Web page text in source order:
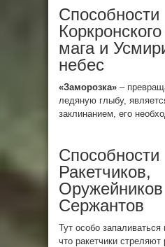
Способности
мага и
небес
«Заморозка» –
ледяную глыбу,
заклинанием, его
Способности
Ракетчиков,
Сержантов
Тут особо запаливаться
что ракетчики